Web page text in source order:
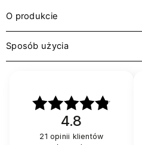
O produkcie
Sposób użycia
4.8
21 opinii klientów